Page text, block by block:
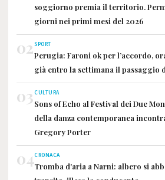
soggiorno premia il territorio.
giorni nei primi mesi del 2026
02SPORT
Perugia: Faroni ok per l’accordo,
già entro la settimana il passaggio
03CULTURA
Sons of Echo al Festival dei Due
della danza contemporanea
Gregory Porter
04CRONACA
Tromba d'aria a Narni: albero si